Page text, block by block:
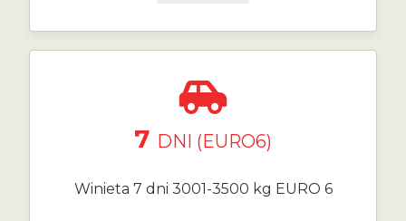
7 DNI (EURO6)
Winieta 7 dni 3001-3500 kg EURO 6